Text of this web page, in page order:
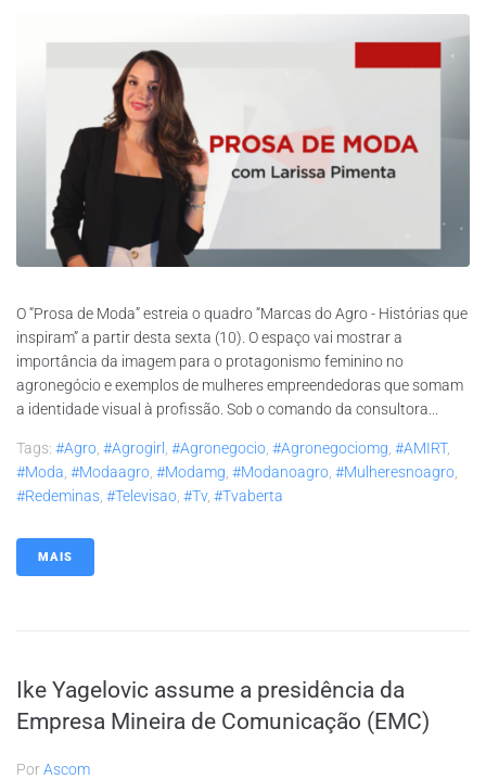
O “Prosa de Moda” estreia o quadro “Marcas do Agro - Histórias que
inspiram” a partir desta sexta (10). O espaço vai mostrar a
importância da imagem para o protagonismo feminino no
agronegócio e exemplos de mulheres empreendedoras que somam
a identidade visual à profissão. Sob o comando da consultora...
Tags: #agro #agrogirl #agronegocio #agronegociomg #AMIRT,
#moda #modaagro #modamg #modanoagro #mulheresnoagro
#redeminas #televisao #tv, #tvaberta
MAIS
Ike Yagelovic assume a presidência da
Empresa Mineira de Comunicação (EMC)
PorAscom